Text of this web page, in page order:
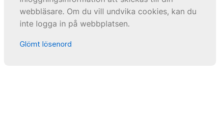
webbläsare. Om du vill undvika cookies, kan du
inte logga in på webbplatsen.
Glömt lösenord